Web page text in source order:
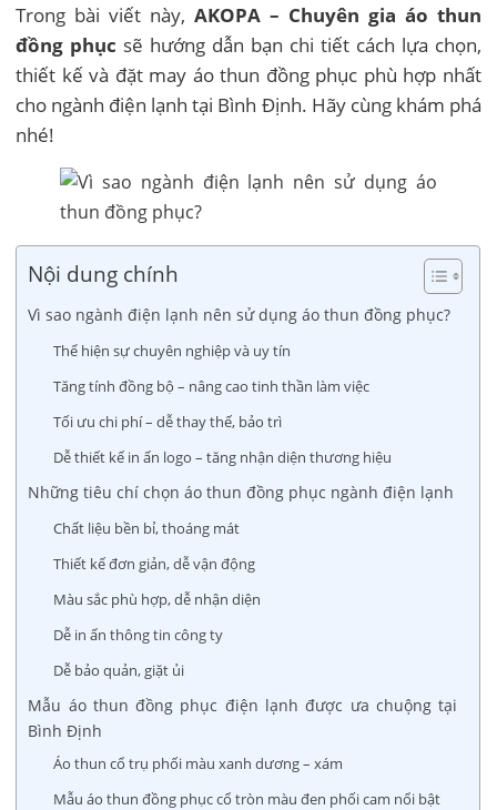
Trong bài viết này,AKOPA – Chuyên gia áo thun
đồng phục sẽ hướng dẫn bạn chi tiết cách lựa chọn,
thiết kế và đặt may áo thun đồng phục phù hợp nhất
cho ngành điện lạnh tại Bình Định. Hãy cùng khám phá
nhé!
Nội dung chính
Vì sao ngành điện lạnh nên sử dụng áo thun đồng phục?
Thể hiện sự chuyên nghiệp và uy tín
Tăng tính đồng bộ – nâng cao tinh thần làm việc
Tối ưu chi phí – dễ thay thế, bảo trì
Dễ thiết kế in ấn logo – tăng nhận diện thương hiệu
Những tiêu chí chọn áo thun đồng phục ngành điện lạnh
Chất liệu bền bỉ, thoáng mát
Thiết kế đơn giản, dễ vận động
Màu sắc phù hợp, dễ nhận diện
Dễ in ấn thông tin công ty
Dễ bảo quản, giặt ủi
Mẫu áo thun đồng phục điện lạnh được ưa chuộng tại
Bình Định
Áo thun cổ trụ phối màu xanh dương – xám
Mẫu áo thun đồng phục cổ tròn màu đen phối cam nổi bật